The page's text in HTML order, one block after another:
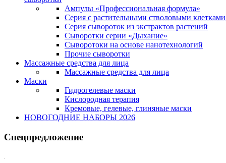
Ампулы «Профессиональная формула»
Серия с растительными стволовыми
Серия сывороток из экстрактов растений
Сыворотки серии «Дыхание»
Сыворотоки на основе нанотехнологий
Прочие сыворотки
Массажные средства для лица
Массажные средства для лица
Маски
Гидрогелевые маски
Кислородная терапия
Кремовые, гелевые, глиняные маски
НОВОГОДНИЕ НАБОРЫ 2026
Спецпредложение